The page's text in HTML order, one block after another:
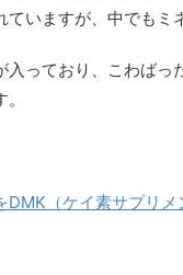
いますが、中でもミ
入っており、こわば
DMK（ケイ素サプリ